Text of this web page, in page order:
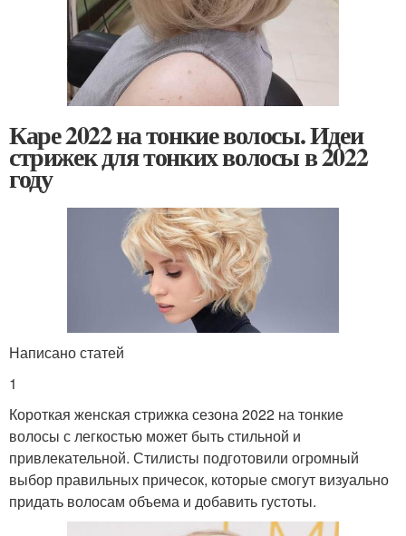
Каре 2022 на тонкие волосы. Идеи
стрижек для тонких волосы в 2022
году
Написано статей
1
Короткая женская стрижка сезона 2022 на тонкие
волосы с легкостью может быть стильной и
привлекательной. Стилисты подготовили огромный
выбор правильных причесок, которые смогут визуально
придать волосам объема и добавить густоты.